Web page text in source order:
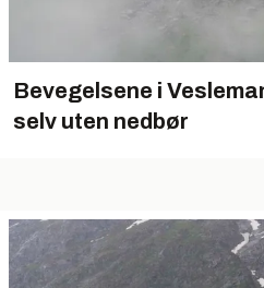
Bevegelsene i
selv uten nedbør